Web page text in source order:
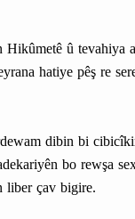
û
hatiye pêş re
dibin bi
bo rewşa
liber çav bigire.